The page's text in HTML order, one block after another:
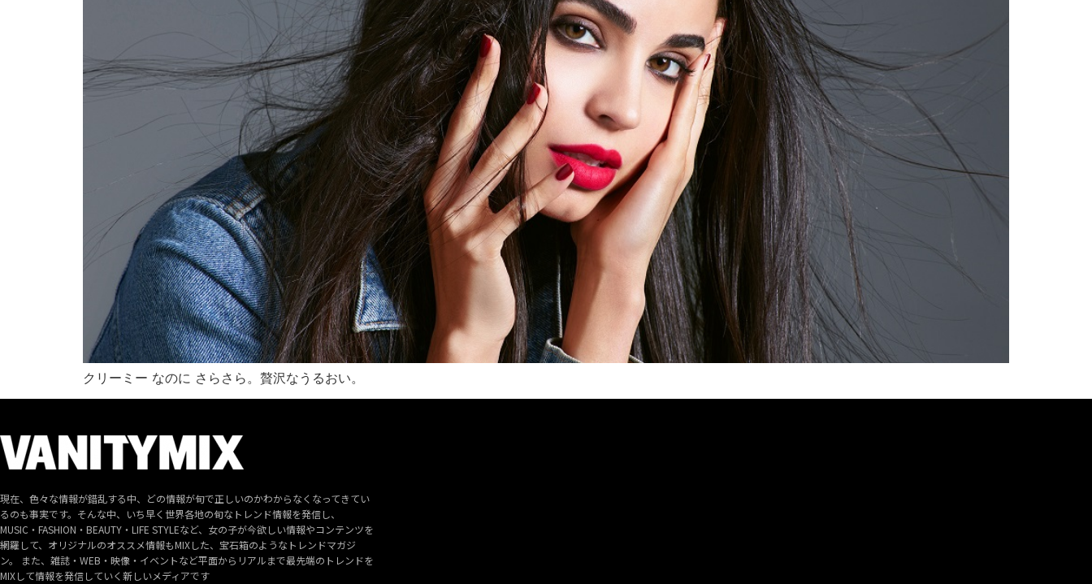
クリーミー なのに さらさら。贅沢なうるおい。
現在、色々な情報が錯乱する中、どの情報が旬で正しいのかわからなくなってきてい
るのも事実です。そんな中、いち早く世界各地の旬なトレンド情報を発信し、
MUSIC・FASHION・BEAUTY・LIFE STYLEなど、女の子が今欲しい情報やコンテンツを
網羅して、オリジナルのオススメ情報もMIXした、宝石箱のようなトレンドマガジ
ン。 また、雑誌・WEB・映像・イベントなど平面からリアルまで最先端のトレンドを
MIXして情報を発信していく新しいメディアです